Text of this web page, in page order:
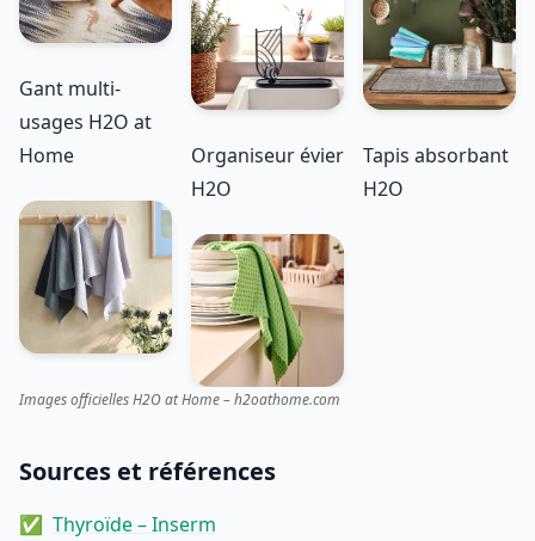
Gant multi-
usages H2O at
Home
Organiseur évier
H2O
Tapis absorbant
H2O
Images officielles H2O at Home – h2oathome.com
Sources et références
Thyroïde – Inserm